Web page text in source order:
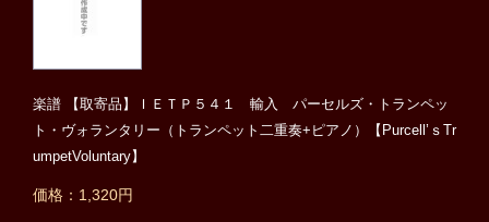
楽譜 【取寄品】ＩＥＴＰ５４１ 輸入 パーセルズ・トランペッ
ト・ヴォランタリー（トランペット二重奏+ピアノ）【Purcell’ｓTr
umpetVoluntary】
価格：1,320円